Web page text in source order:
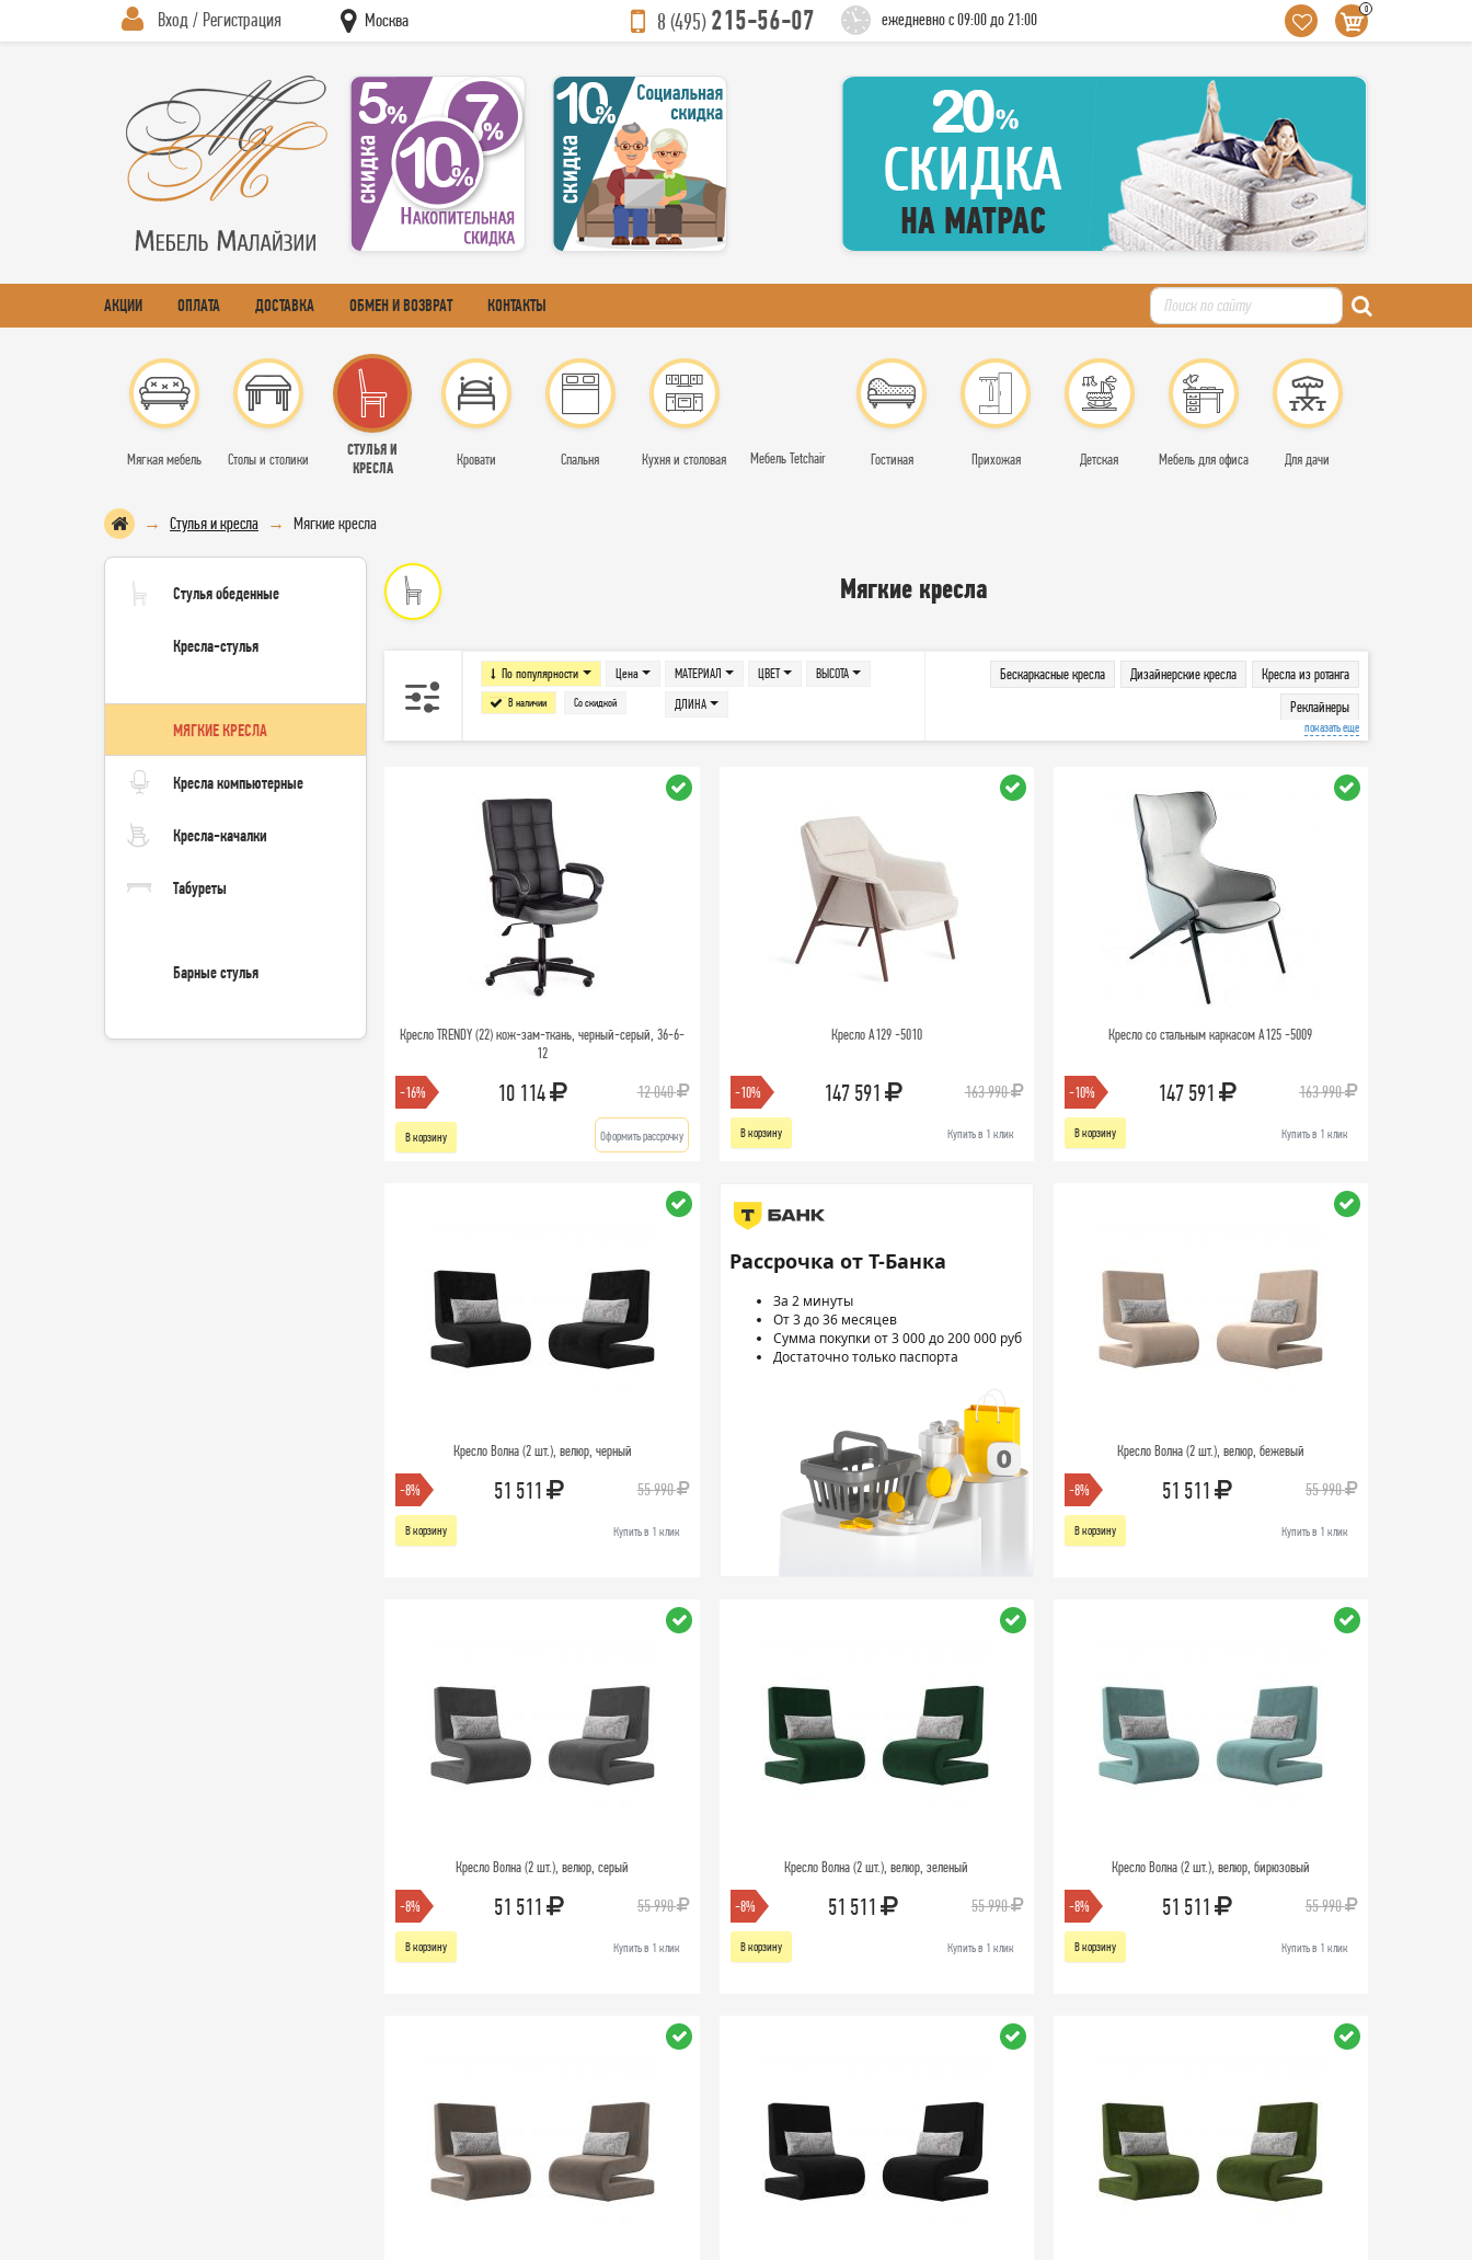
Вход / Регистрация Москва 8 (495)215-56-07 ежедневно с 09:00 до 21:00
0
АКЦИИ ОПЛАТА ДОСТАВКА ОБМЕН И ВОЗВРАТ КОНТАКТЫ
Мягкая мебель Столы и столики
СТУЛЬЯ И
КРЕСЛА
Кровати Спальня Кухня и столовая Мебель Tetchair Гостиная Прихожая Детская Мебель для офиса Для дачи
Стулья и кресла Мягкие кресла
Стулья обеденные
Кресла-стулья
МЯГКИЕ КРЕСЛА
Кресла компьютерные
Кресла-качалки
Табуреты
Барные стулья
Мягкие кресла
По популярности Цена
В наличии Со скидкой
МАТЕРИАЛ ЦВЕТ
ВЫСОТА
ДЛИНА
Бескаркасные кресла Дизайнерские кресла
Кресла из ротанга
Реклайнеры
показать еще
Кресло TRENDY (22) кож-зам-ткань, черный-серый, 36-6-
12
-16% 10 114 12 040
В корзину Оформить рассрочку
Кресло A129 -5010
-10% 147 591 163 990
В корзину Купить в 1 клик
Кресло со стальным каркасом A125 -5009
-10% 147 591 163 990
В корзину Купить в 1 клик
Кресло Волна (2 шт.), велюр, черный
-8% 51 511 55 990
В корзину Купить в 1 клик
Рассрочка от Т-Банка
За 2 минуты
От 3 до 36 месяцев
Сумма покупки от 3 000 до 200 000 руб
Достаточно только паспорта
Кресло Волна (2 шт.), велюр, бежевый
-8% 51 511 55 990
В корзину Купить в 1 клик
Кресло Волна (2 шт.), велюр, серый
-8% 51 511 55 990
В корзину Купить в 1 клик
Кресло Волна (2 шт.), велюр, зеленый
-8% 51 511 55 990
В корзину Купить в 1 клик
Кресло Волна (2 шт.), велюр, бирюзовый
-8% 51 511 55 990
В корзину Купить в 1 клик